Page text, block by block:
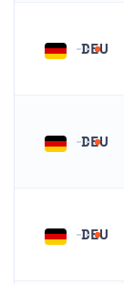
DEU
DEU
DEU